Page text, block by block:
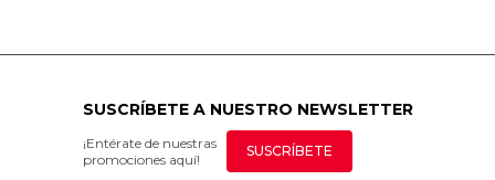
SUSCRÍBETE A NUESTRO NEWSLETTER
¡Entérate de nuestras
promociones aquí!
SUSCRÍBETE